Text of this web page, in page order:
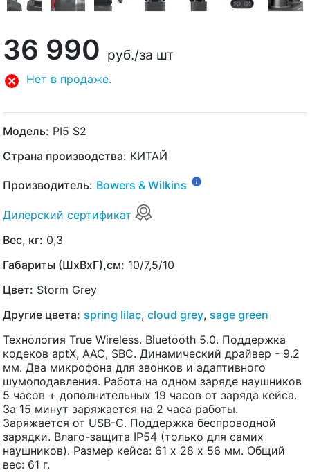
36 990 руб./за шт
Нет в продаже.
Модель: PI5 S2
Страна производства: КИТАЙ
Производитель: Bowers & Wilkins
Дилерский сертификат
Вес, кг: 0,3
Габариты (ШхВхГ),см: 10/7,5/10
Цвет: Storm Grey
Другие цвета: spring lilac, cloud grey, sage green
Технология True Wireless. Bluetooth 5.0. Поддержка
кодеков aptX, AAC, SBC. Динамический драйвер - 9.2
мм. Два микрофона для звонков и адаптивного
шумоподавления. Работа на одном заряде наушников
5 часов + дополнительных 19 часов от заряда кейса.
За 15 минут заряжается на 2 часа работы.
Заряжается от USB-C. Поддержка беспроводной
зарядки. Влаго-защита IP54 (только для самих
наушников). Размер кейса: 61 х 28 х 56 мм. Общий
вес: 61 г.